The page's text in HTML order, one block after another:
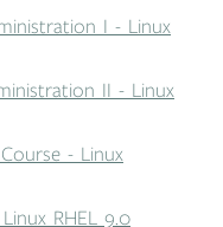
I - Linux
II - Linux
Course - Linux
RHEL 9.0